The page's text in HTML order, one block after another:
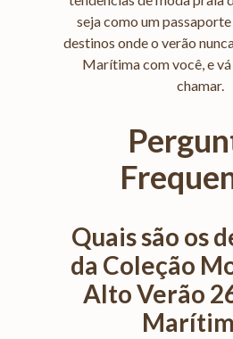
seja como um
destinos onde o verão
Marítima com você, e vá
chamar.
Quais são os
da Coleção
Alto Verão